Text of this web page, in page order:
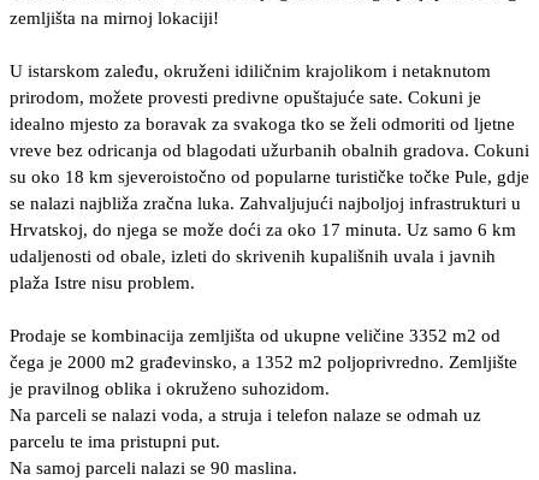
zemljišta na mirnoj lokaciji!
U istarskom zaleđu, okruženi idiličnim krajolikom i netaknutom
prirodom, možete provesti predivne opuštajuće sate. Cokuni je
idealno mjesto za boravak za svakoga tko se želi odmoriti od ljetne
vreve bez odricanja od blagodati užurbanih obalnih gradova. Cokuni
su oko 18 km sjeveroistočno od popularne turističke točke Pule, gdje
se nalazi najbliža zračna luka. Zahvaljujući najboljoj infrastrukturi u
Hrvatskoj, do njega se može doći za oko 17 minuta. Uz samo 6 km
udaljenosti od obale, izleti do skrivenih kupališnih uvala i javnih
plaža Istre nisu problem.
Prodaje se kombinacija zemljišta od ukupne veličine 3352 m2 od
čega je 2000 m2 građevinsko, a 1352 m2 poljoprivredno. Zemljište
je pravilnog oblika i okruženo suhozidom.
Na parceli se nalazi voda, a struja i telefon nalaze se odmah uz
parcelu te ima pristupni put.
Na samoj parceli nalazi se 90 maslina.